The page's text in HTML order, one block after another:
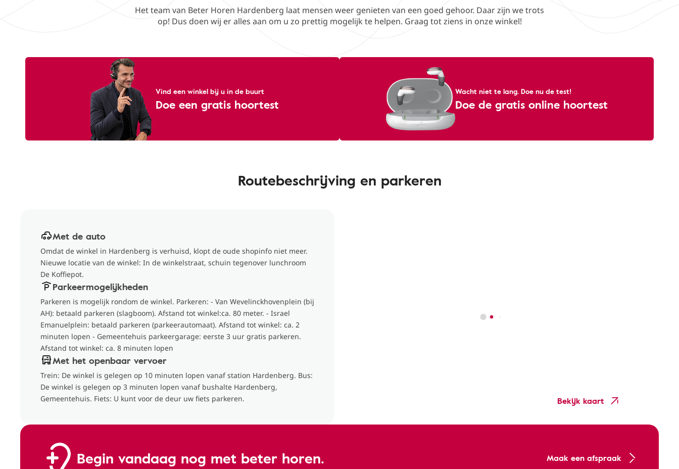
Het team van Beter Horen Hardenberg laat mensen weer genieten van een goed gehoor. Daar zijn we trots
op! Dus doen wij er alles aan om u zo prettig mogelijk te helpen. Graag tot ziens in onze winkel!
Vind een winkel bij u in de buurt
Doe een gratis hoortest
Wacht niet te lang. Doe nu de test!
Doe de gratis online hoortest
Routebeschrijving en parkeren
Met de auto
Omdat de winkel in Hardenberg is verhuisd, klopt de oude shopinfo niet meer.
Nieuwe locatie van de winkel: In de winkelstraat, schuin tegenover lunchroom
De Koffiepot.
Parkeermogelijkheden
Parkeren is mogelijk rondom de winkel. Parkeren: - Van Wevelinckhovenplein (bij
AH): betaald parkeren (slagboom). Afstand tot winkel:ca. 80 meter. - Israel
Emanuelplein: betaald parkeren (parkeerautomaat). Afstand tot winkel: ca. 2
minuten lopen - Gemeentehuis parkeergarage: eerste 3 uur gratis parkeren.
Afstand tot winkel: ca. 8 minuten lopen
Met het openbaar vervoer
Trein: De winkel is gelegen op 10 minuten lopen vanaf station Hardenberg. Bus:
De winkel is gelegen op 3 minuten lopen vanaf bushalte Hardenberg,
Gemeentehuis. Fiets: U kunt voor de deur uw fiets parkeren.
Bekijk kaart
Begin vandaag nog met beter horen. Maak een afspraak